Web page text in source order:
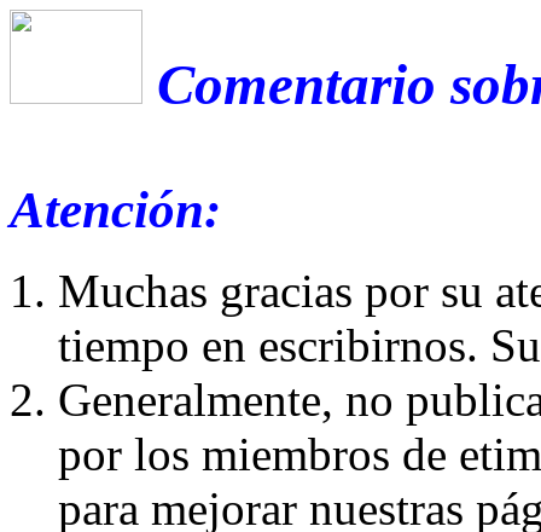
Comentario
Atención:
Muchas gracias por su
tiempo en escribirnos.
Generalmente, no
por los miembros de
para mejorar nuestras